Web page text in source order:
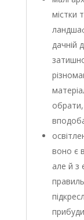
містки
дачній
воно є
але й з